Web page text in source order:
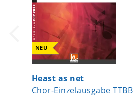
NEU
Heast as net
Chor-Einzelausgabe TTBB